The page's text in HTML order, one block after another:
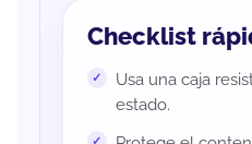
Checklist
Usa una caja
estado.